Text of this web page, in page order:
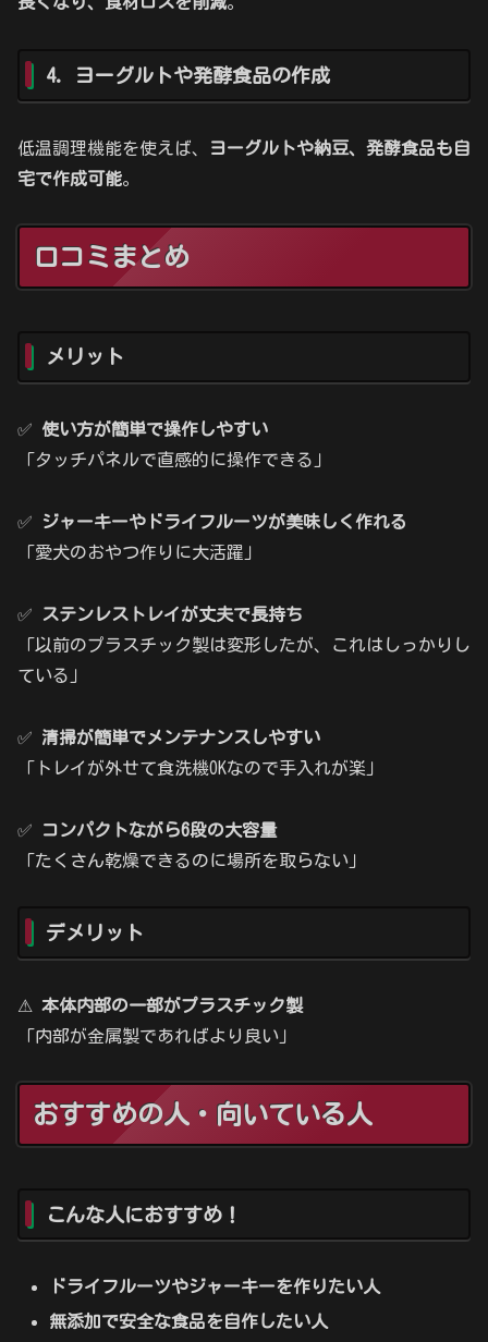
4. ヨーグルトや発酵食品の作成
低温調理機能を使えば、
ヨーグルトや納豆、発酵食品も自
宅で作成可能。
口コミまとめ
メリット
✅ 使い方が簡単で操作しやすい
「タッチパネルで直感的に操作できる」
✅
ジャーキーやドライフルーツが美味しく作れる
「愛犬のおやつ作りに大活躍」
✅
ステンレストレイが丈夫で長持ち
「以前のプラスチック製は変形したが、これはしっかりし
ている」
✅ 清掃が簡単でメンテナンスしやすい
「トレイが外せて食洗機OKなので手入れが楽」
✅
コンパクトながら6段の大容量
「たくさん乾燥できるのに場所を取らない」
デメリット
⚠ 本体内部の一部がプラスチック製
「内部が金属製であればより良い」
おすすめの人・向いている人
こんな人におすすめ！
ドライフルーツやジャーキーを作りたい人
無添加で安全な食品を自作したい人